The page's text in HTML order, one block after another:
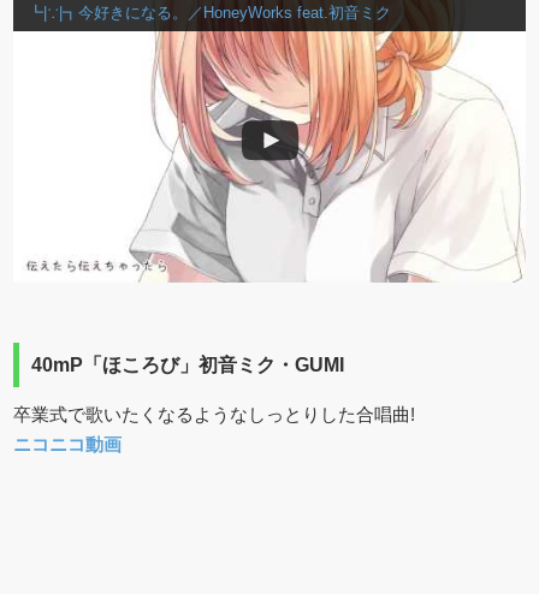
┗|∵|┓今好きになる。／HoneyWorks feat.初音ミク
40mP「ほころび」初音ミク・GUMI
卒業式で歌いたくなるようなしっとりした合唱曲!
ニコニコ動画